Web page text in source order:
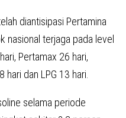
diantisipasi Pertamina
nasional terjaga pada level
Pertamax 26 hari,
dan LPG 13 hari.
selama periode